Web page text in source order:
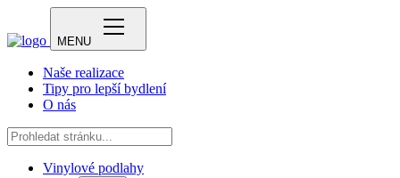
MENU
Naše realizace
Tipy pro lepší bydlení
O nás
Vinylové podlahy